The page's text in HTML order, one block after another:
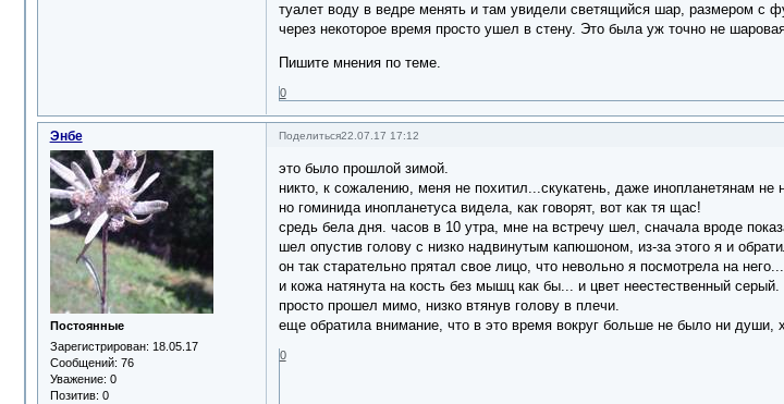
туалет воду в ведре менять и там увидели светящийся шар, размером с
через некоторое время просто ушел в стену. Это была уж точно не
Пишите мнения по теме.
0
Поделиться22.07.17 17:12
Энбе
Постоянные
Зарегистрирован: 18.05.17
Сообщений: 76
Уважение: 0
Позитив: 0
это было прошлой зимой.
никто, к сожалению, меня не похитил...скукатень, даже инопланетянам не
но гоминида инопланетуса видела, как говорят, вот как тя щас!
средь бела дня. часов в 10 утра, мне на встречу шел, сначала вроде
шел опустив голову с низко надвинутым капюшоном, из-за этого я и
он так старательно прятал свое лицо, что невольно я посмотрела на
и кожа натянута на кость без мышц как бы... и цвет неестественный серый.
просто прошел мимо, низко втянув голову в плечи.
еще обратила внимание, что в это время вокруг больше не было ни души,
0